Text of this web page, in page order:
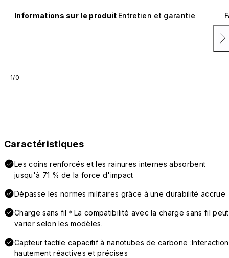
Informations sur le produit Entretien et garantie
1/0
Caractéristiques
Les coins renforcés et les rainures internes absorbent
jusqu'à 71 % de la force d'impact
Dépasse les normes militaires grâce à une durabilité accrue
Charge sans fil＊La compatibilité avec la charge sans fil peut
varier selon les modèles.
Capteur tactile capacitif à nanotubes de carbone
hautement réactives et précises